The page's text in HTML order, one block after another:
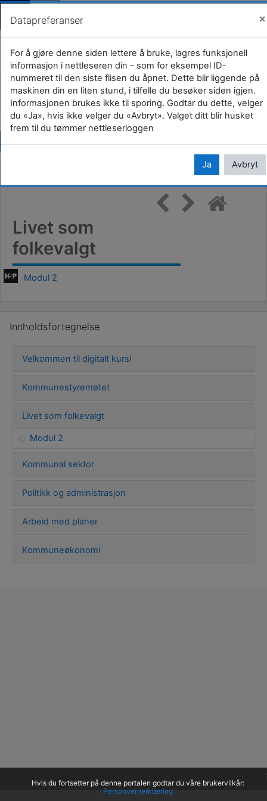
Gå til hovedinnhold
Logg
Ny i kommunestyret
Kurs KS
For deg som folkevalgt
Ny i kommunestyret
Livet som folkevalgt
Livet som
folkevalgt
Modul 2
Innholdsfortegnelse
Velkommen til digitalt kurs!
Kommunestyremøtet
Livet som folkevalgt
Modul 2
Kommunal sektor
Politikk og administrasjon
Arbeid med planer
Kommuneøkonomi
Hvis du fortsetter på denne portalen godtar du våre brukervilkår:
Personvernerklæring
Datapreferanser ×
For å gjøre denne siden lettere å bruke, lagres funksjonell
informasjon i nettleseren din – som for eksempel ID-
nummeret til den siste flisen du åpnet. Dette blir liggende på
maskinen din en liten stund, i tilfelle du besøker siden igjen.
Informasjonen brukes ikke til sporing. Godtar du dette, velger
du «Ja», hvis ikke velger du «Avbryt». Valget ditt blir husket
frem til du tømmer nettleserloggen
Ja Avbryt